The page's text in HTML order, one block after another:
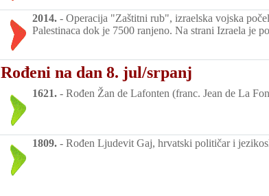
2014. - Operacija "Zaštitni rub", izraelska vojska
Palestinaca dok je 7500 ranjeno. Na strani Izraela je
Rođeni na dan 8. jul/srpanj
1621. - Rođen Žan de Lafonten (franc. Jean de La
1809. - Rođen Ljudevit Gaj, hrvatski političar i